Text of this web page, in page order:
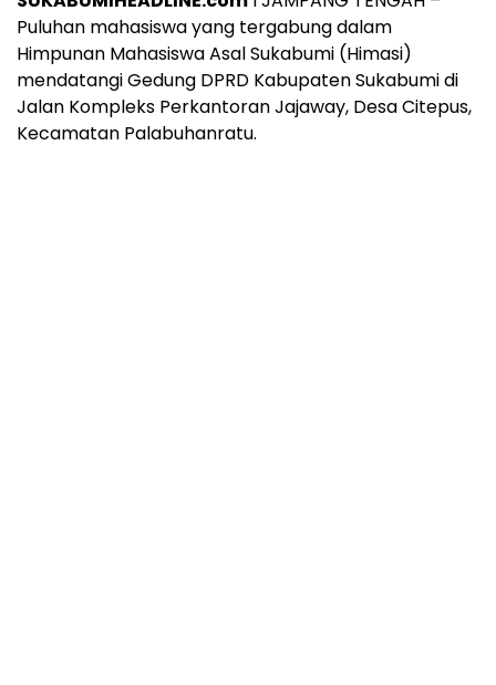
Puluhan mahasiswa yang tergabung dalam
Himpunan Mahasiswa Asal Sukabumi (Himasi)
mendatangi Gedung DPRD Kabupaten Sukabumi di
Jalan Kompleks Perkantoran Jajaway, Desa Citepus,
Kecamatan Palabuhanratu.